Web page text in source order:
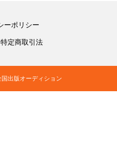
ーポリシー
定商取引法
出版オーディション